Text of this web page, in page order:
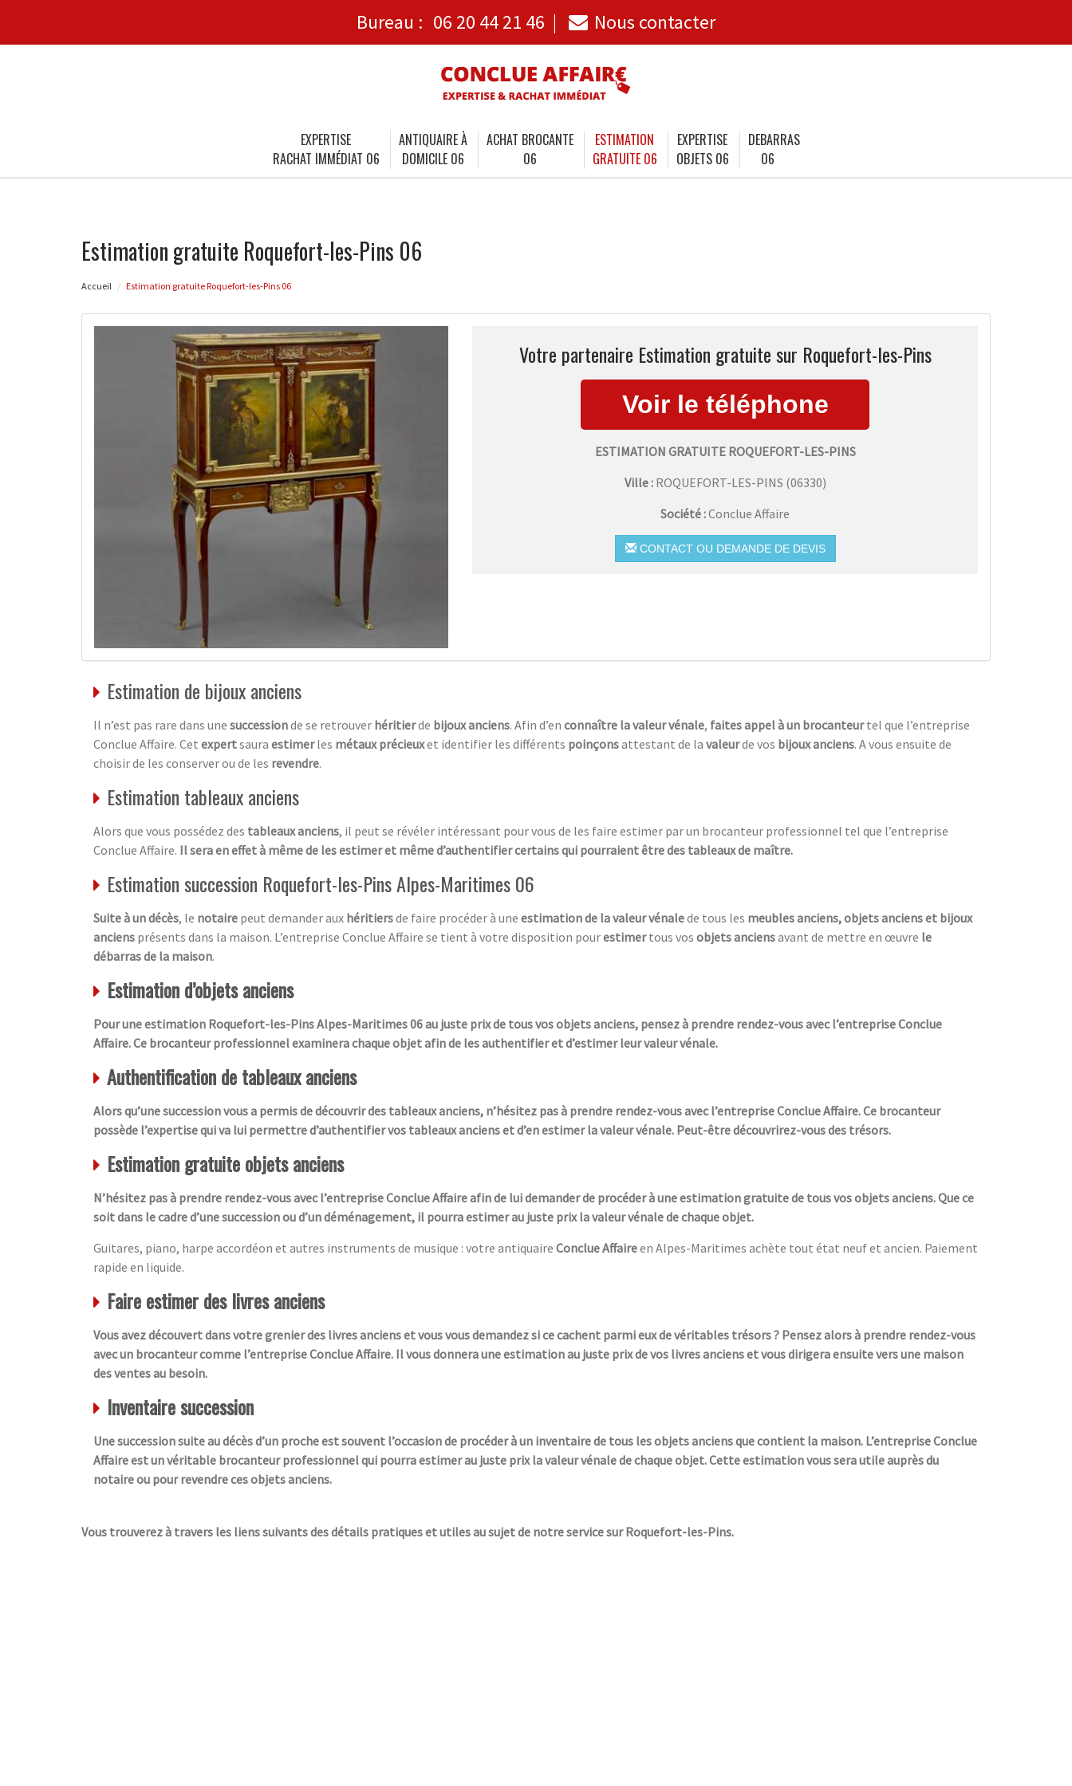
Bureau : 06 20 44 21 46 Nous contacter
EXPERTISE
RACHAT IMMÉDIAT 06
ANTIQUAIRE À
DOMICILE 06
ACHAT BROCANTE
06
ESTIMATION
GRATUITE 06
EXPERTISE
OBJETS 06
DEBARRAS
06
Estimation gratuite Roquefort-les-Pins 06
Accueil Estimation gratuite Roquefort-les-Pins 06
Votre partenaire Estimation gratuite sur Roquefort-les-Pins
ESTIMATION GRATUITE ROQUEFORT-LES-PINS
Ville : ROQUEFORT-LES-PINS (06330)
Société :Conclue Affaire
CONTACT OU DEMANDE DE DEVIS
Estimation de bijoux anciens
Il n’est pas rare dans une successionde se retrouver héritierde bijoux anciens. Afin d’en connaître la valeur vénale, faites appel à un brocanteurtel que l’entreprise
Conclue Affaire. Cet expertsaura estimerles métaux précieuxet identifier les différents poinçonsattestant de la valeurde vos bijoux anciens. A vous ensuite de
choisir de les conserver ou de les revendre.
Estimation tableaux anciens
Alors que vous possédez des tableaux anciens, il peut se révéler intéressant pour vous de les faire estimer par un brocanteur professionnel tel que l’entreprise
Conclue Affaire. Il sera en effet à même de les estimer et même d’authentifier certains qui pourraient être des tableaux de maître.
Estimation succession Roquefort-les-Pins Alpes-Maritimes 06
Suite à un décès, le notaire peut demander aux héritiersde faire procéder à une estimation de la valeur vénalede tous les meubles anciens, objets anciens et bijoux
anciens présents dans la maison. L’entreprise Conclue Affaire se tient à votre disposition pourestimertous vos objets anciensavant de mettre en œuvre le
débarras de la maison.
Estimation d’objets anciens
Pour une estimation Roquefort-les-Pins Alpes-Maritimes 06 au juste prix de tous vos objets anciens, pensez à prendre rendez-vous avec l’entreprise Conclue
Affaire. Ce brocanteur professionnel examinera chaque objet afin de les authentifier et d’estimer leur valeur vénale.
Authentification de tableaux anciens
Alors qu’une succession vous a permis de découvrir des tableaux anciens, n’hésitez pas à prendre rendez-vous avec l’entreprise Conclue Affaire. Ce brocanteur
possède l’expertise qui va lui permettre d’authentifier vos tableaux anciens et d’en estimer la valeur vénale. Peut-être découvrirez-vous des trésors.
Estimation gratuite objets anciens
N’hésitez pas à prendre rendez-vous avec l’entreprise Conclue Affaire afin de lui demander de procéder à une estimation gratuite de tous vos objets anciens. Que ce
soit dans le cadre d’une succession ou d’un déménagement, il pourra estimer au juste prix la valeur vénale de chaque objet.
Guitares, piano, harpe accordéon et autres instruments de musique : votre antiquaire Conclue Affaireen Alpes-Maritimes achète tout état neuf et ancien. Paiement
rapide en liquide.
Faire estimer des livres anciens
Vous avez découvert dans votre grenier des livres anciens et vous vous demandez si ce cachent parmi eux de véritables trésors ? Pensez alors à prendre rendez-vous
avec un brocanteur comme l’entreprise Conclue Affaire. Il vous donnera une estimation au juste prix de vos livres anciens et vous dirigera ensuite vers une maison
des ventes au besoin.
Inventaire succession
Une succession suite au décès d’un proche est souvent l’occasion de procéder à un inventaire de tous les objets anciens que contient la maison. L’entreprise Conclue
Affaire est un véritable brocanteur professionnel qui pourra estimer au juste prix la valeur vénale de chaque objet. Cette estimation vous sera utile auprès du
notaire ou pour revendre ces objets anciens.
Vous trouverez à travers les liens suivants des détails pratiques et utiles au sujet de notre service sur Roquefort-les-Pins.